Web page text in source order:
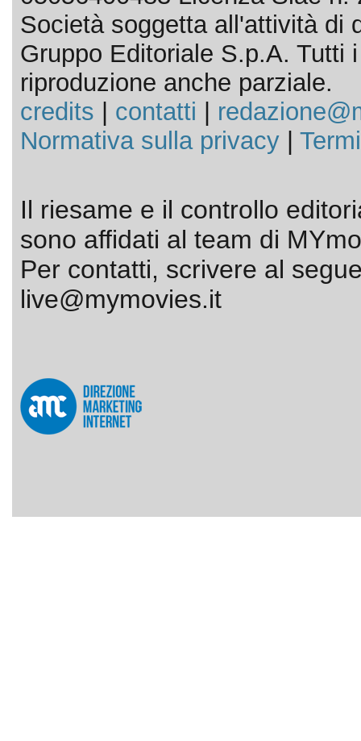
Società soggetta all'attività di
Gruppo Editoriale S.p.A. Tutti
riproduzione anche parziale.
credits
contatti
Normativa sulla privacy|
Il riesame e il controllo
sono affidati al team di
Per contatti, scrivere al
live@mymovies.it